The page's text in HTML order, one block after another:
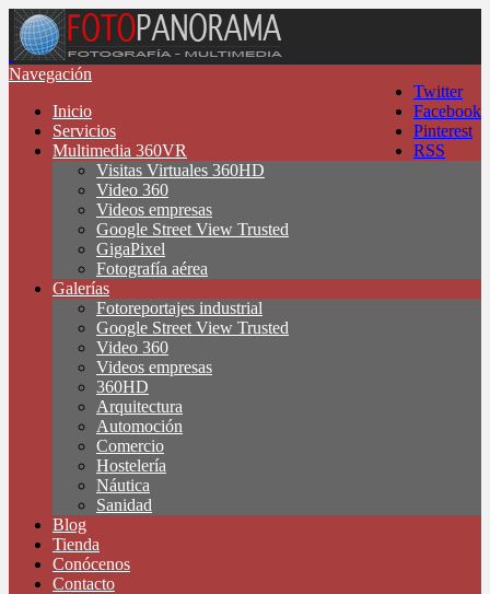
Twitter
Facebook
Pinterest
RSS
Navegación
Inicio
Servicios
Multimedia 360VR
Visitas Virtuales 360HD
Video 360
Videos empresas
Google Street View Trusted
GigaPixel
Fotografía aérea
Galerías
Fotoreportajes industrial
Google Street View Trusted
Video 360
Videos empresas
360HD
Arquitectura
Automoción
Comercio
Hostelería
Náutica
Sanidad
Blog
Tienda
Conócenos
Contacto